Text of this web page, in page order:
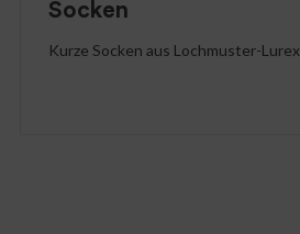
Socken
Kurze Socken aus Lochmuster-Lurex